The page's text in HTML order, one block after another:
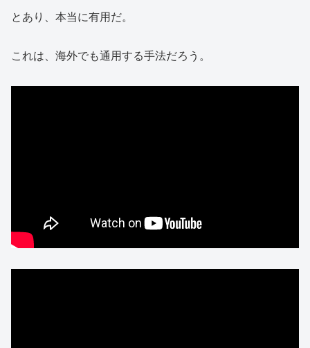
とあり、本当に有用だ。
これは、海外でも通用する手法だろう。